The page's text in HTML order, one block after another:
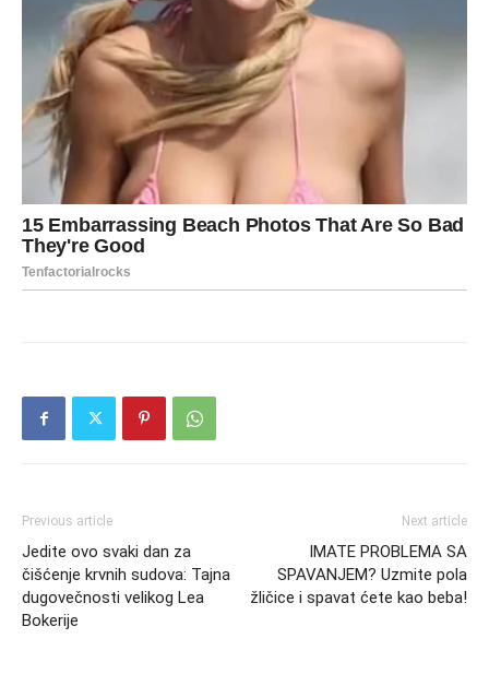
Previous article
Jedite ovo svaki dan za
čišćenje krvnih sudova: Tajna
dugovečnosti velikog Lea
Bokerije
Next article
IMATE PROBLEMA SA
SPAVANJEM? Uzmite pola
žličice i spavat ćete kao beba!